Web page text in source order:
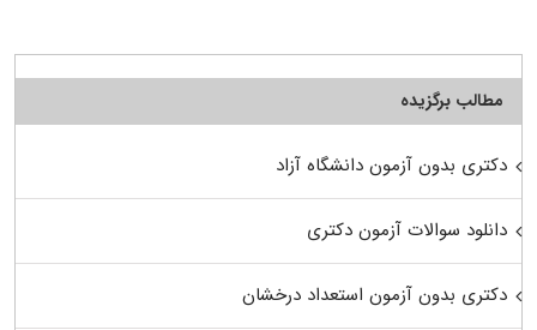
مطالب برگزیده
دکتری بدون آزمون دانشگاه آزاد
دانلود سوالات آزمون دکتری
دکتری بدون آزمون استعداد درخشان